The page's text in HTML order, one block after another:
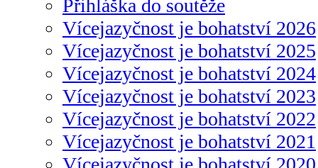
Přihláška do soutěže
Vícejazyčnost je bohatství 2026
Vícejazyčnost je bohatství 2025
Vícejazyčnost je bohatství 2024
Vícejazyčnost je bohatství 2023
Vícejazyčnost je bohatství 2022
Vícejazyčnost je bohatství 2021